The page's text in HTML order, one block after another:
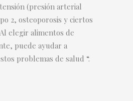
(presión arterial
2, osteoporosis y ciertos
elegir alimentos de
puede ayudar a
problemas de salud “.